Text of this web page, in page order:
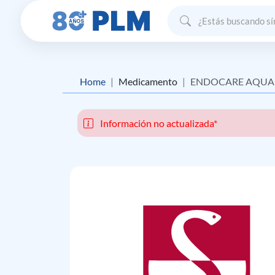
Home Medicamento ENDOCARE
Información no actualizada*